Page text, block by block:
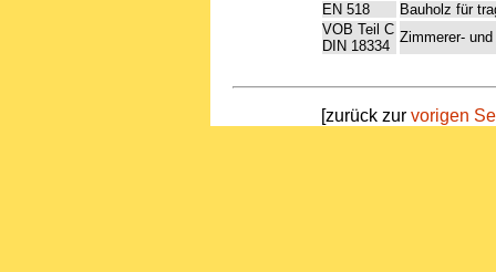
EN 518
Bauholz für
VOB Teil C
DIN 18334
Zimmerer-
[zurück zur vorigen